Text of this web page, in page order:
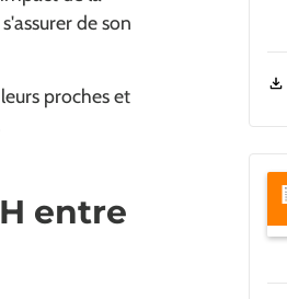
de son
proches et
dans une nouvelle fenêtre)
entre